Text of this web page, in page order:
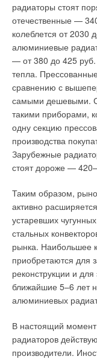
радиаторы стоят
отечественные —
колеблется от 2030
алюминиевые
— от 380 до 425 руб.
тепла.
сравнению с
самыми дешевыми.
такими приборами,
одну секцию
производства
Зарубежные
стоят дороже —
Таким образом,
активно
устаревших
стальных
рынка. Наибольшее
приобретаются для
реконструкции и
ближайшие 5–6 лет
алюминиевых
В настоящий
радиаторов
производители.